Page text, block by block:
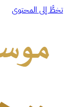
تخطَّ إلى المحتوى